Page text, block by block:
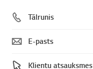
Tālrunis
E-pasts
Klientu atsauksmes